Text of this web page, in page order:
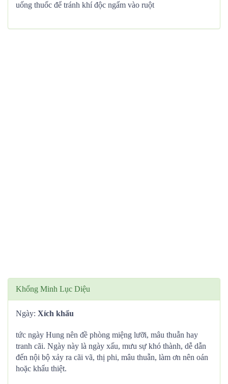
uống thuốc để tránh khí độc ngấm vào ruột
Khổng Minh Lục Diệu
Ngày: Xích khẩu
tức ngày Hung nên đề phòng miệng lưỡi, mâu thuẫn hay
tranh cãi. Ngày này là ngày xấu, mưu sự khó thành, dễ dẫn
đến nội bộ xảy ra cãi vã, thị phi, mâu thuẫn, làm ơn nên oán
hoặc khẩu thiệt.